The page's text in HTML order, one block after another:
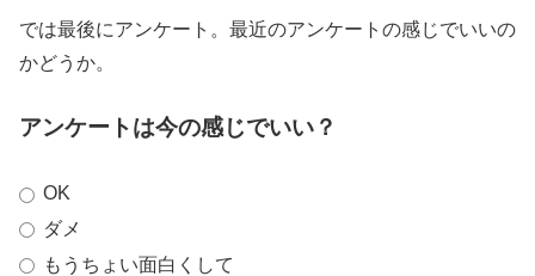
では最後にアンケート。最近のアンケートの感じでいいの
かどうか。
アンケートは今の感じでいい？
OK
ダメ
もうちょい面白くして